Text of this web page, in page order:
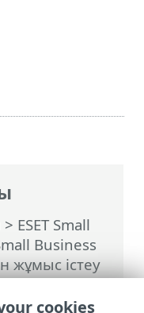
> ESET Small
Business
жұмыс істеу
> Диалог
> Тапсырма
cookies